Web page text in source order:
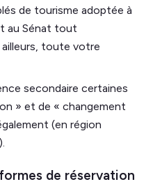
de tourisme adoptée à
au Sénat tout
toute votre
secondaire certaines
» et de « changement
(en région
de réservation